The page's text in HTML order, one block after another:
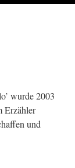
wurde 2003
Erzähler
und